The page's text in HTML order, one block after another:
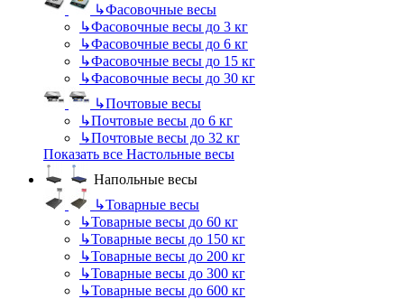
↳Фасовочные весы
↳Фасовочные весы до 3 кг
↳Фасовочные весы до 6 кг
↳Фасовочные весы до 15 кг
↳Фасовочные весы до 30 кг
↳Почтовые весы
↳Почтовые весы до 6 кг
↳Почтовые весы до 32 кг
Показать все Настольные весы
Напольные весы
↳Товарные весы
↳Товарные весы до 60 кг
↳Товарные весы до 150 кг
↳Товарные весы до 200 кг
↳Товарные весы до 300 кг
↳Товарные весы до 600 кг